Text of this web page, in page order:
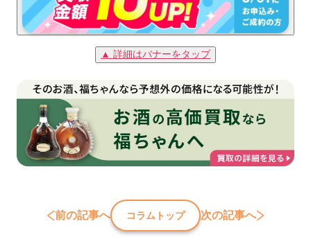
▲ 詳細はバナーをタップ
前の記事へ コラムトップ 次の記事へ